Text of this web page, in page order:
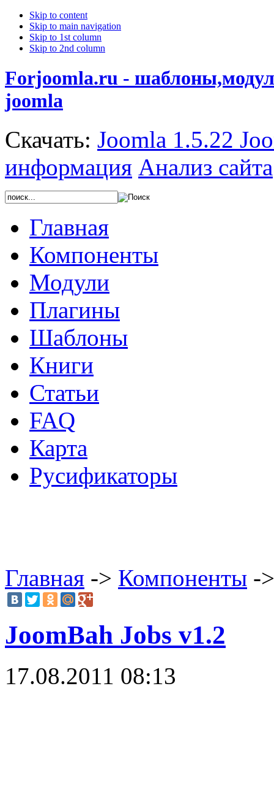
Skip to content
Skip to main navigation
Skip to 1st column
Skip to 2nd column
Forjoomla.ru -
joomla
Скачать: Joomla 1.5.22
информация Анализ сайта
Главная
Компоненты
Модули
Плагины
Шаблоны
Книги
Статьи
FAQ
Карта
Русификаторы
Главная -> Компоненты -
JoomBah Jobs v1.2
17.08.2011 08:13